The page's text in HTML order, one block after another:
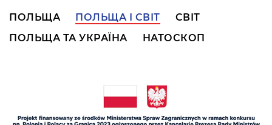
ПОЛЬЩА ПОЛЬЩА І СВІТ
СВІТ
ПОЛЬЩА ТА УКРАЇНА
НАТОСКОП